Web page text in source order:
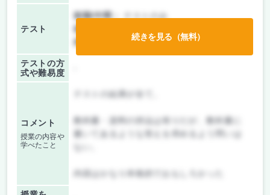
テスト
前期/中間：
後期/期末：
教科書ノート持ち込み可
テストの方
式や難易度
コメント
授業の内容や
学べたこと
テストの結果が全て。
教科書・資料の持込は有りだが、教科書に
書いてあるような答えを求めるよう問いは
内容はかなり本格的でおもしろかった
続きを見る（無料）